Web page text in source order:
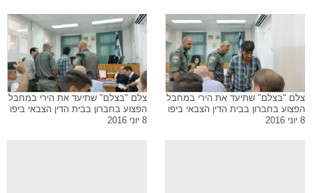
צלם "בצלם" שתיעד את הירי במחבל
הפצוע בחברון בבית הדין הצבאי ביפו
8 יוני 2016
צלם "בצלם" שתיעד את הירי במחבל
הפצוע בחברון בבית הדין הצבאי ביפו
8 יוני 2016